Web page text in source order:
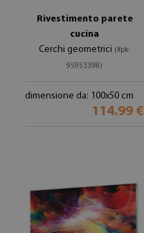
Rivestimento parete
cucina
Cerchi geometrici (#pk-
95953398)
dimensione da: 100x50 cm
114.99 €